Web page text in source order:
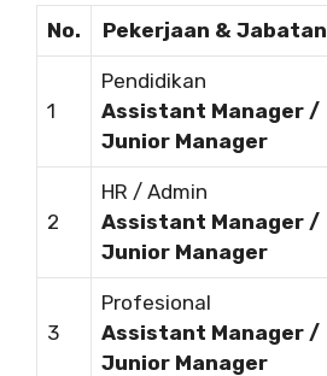
No. Pekerjaan & Jabatan
1
Pendidikan
Assistant Manager /
Junior Manager
2
HR / Admin
Assistant Manager /
Junior Manager
3
Profesional
Assistant Manager /
Junior Manager